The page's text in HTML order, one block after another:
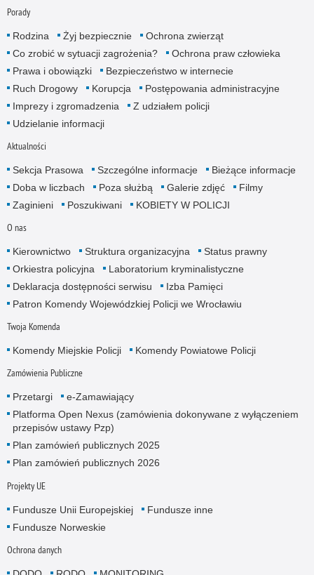
Porady
Rodzina Żyj bezpiecznie
Ochrona zwierząt
Co zrobić w sytuacji zagrożenia?
Ochrona praw człowieka
Prawa i obowiązki
Bezpieczeństwo w internecie
Ruch Drogowy
Korupcja
Postępowania administracyjne
Imprezy i zgromadzenia
Z udziałem policji
Udzielanie informacji
Aktualności
Sekcja Prasowa Szczególne informacje
Bieżące informacje
Doba w liczbach
Poza służbą Galerie zdjęć
Filmy
Zaginieni
Poszukiwani KOBIETY W POLICJI
O nas
Kierownictwo Struktura organizacyjna
Status prawny
Orkiestra policyjna
Laboratorium kryminalistyczne
Deklaracja dostępności serwisu
Izba Pamięci
Patron Komendy Wojewódzkiej Policji we Wrocławiu
Twoja Komenda
Komendy Miejskie Policji Komendy Powiatowe Policji
Zamówienia Publiczne
Przetargi
e-Zamawiający
Platforma Open Nexus (zamówienia dokonywane z wyłączeniem
przepisów ustawy Pzp)
Plan zamówień publicznych 2025
Plan zamówień publicznych 2026
Projekty UE
Fundusze Unii Europejskiej
Fundusze inne
Fundusze Norweskie
Ochrona danych